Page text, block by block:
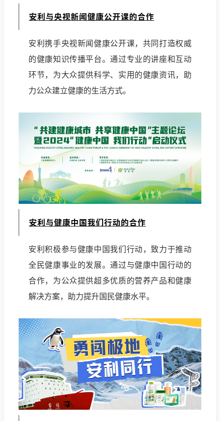
安利与央视新闻健康公开课的合作
安利携手央视新闻健康公开课，共同打造权威
的健康知识传播平台。通过专业的讲座和互动
环节，为大众提供科学、实用的健康资讯，助
力公众建立健康的生活方式。
安利与健康中国我们行动的合作
安利积极参与健康中国我们行动，致力于推动
全民健康事业的发展。通过与健康中国行动的
合作，为公众提供超多优质的营养产品和健康
解决方案，助力提升国民健康水平。